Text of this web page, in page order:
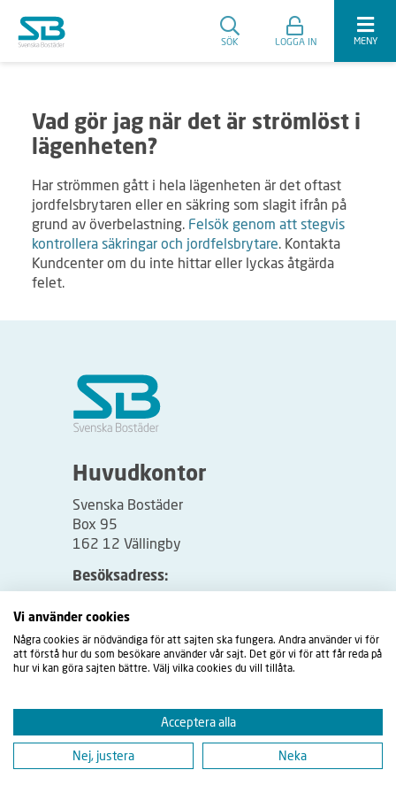
SÖK LOGGA IN MENY
Vad gör jag när det är strömlöst i
lägenheten?
Har strömmen gått i hela lägenheten är det oftast
jordfelsbrytaren eller en säkring som slagit ifrån på
grund av överbelastning. Felsök genom att stegvis
kontrollera säkringar och jordfelsbrytare. Kontakta
Kundcenter om du inte hittar eller lyckas åtgärda
felet.
Huvudkontor
Svenska Bostäder
Box 95
162 12 Vällingby
Besöksadress:
Vi använder cookies
Några cookies är nödvändiga för att sajten ska fungera. Andra använder vi för
att förstå hur du som besökare använder vår sajt. Det gör vi för att får reda på
hur vi kan göra sajten bättre. Välj vilka cookies du vill tillåta.
Acceptera alla
Nej, justera Neka